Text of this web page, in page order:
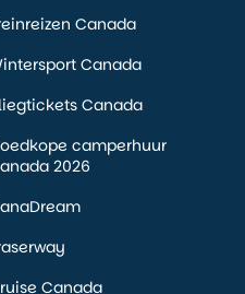
Canada
Canada
Canada
camperhuur
2026
Canada